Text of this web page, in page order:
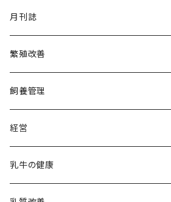
月刊誌
繁殖改善
飼養管理
経営
乳牛の健康